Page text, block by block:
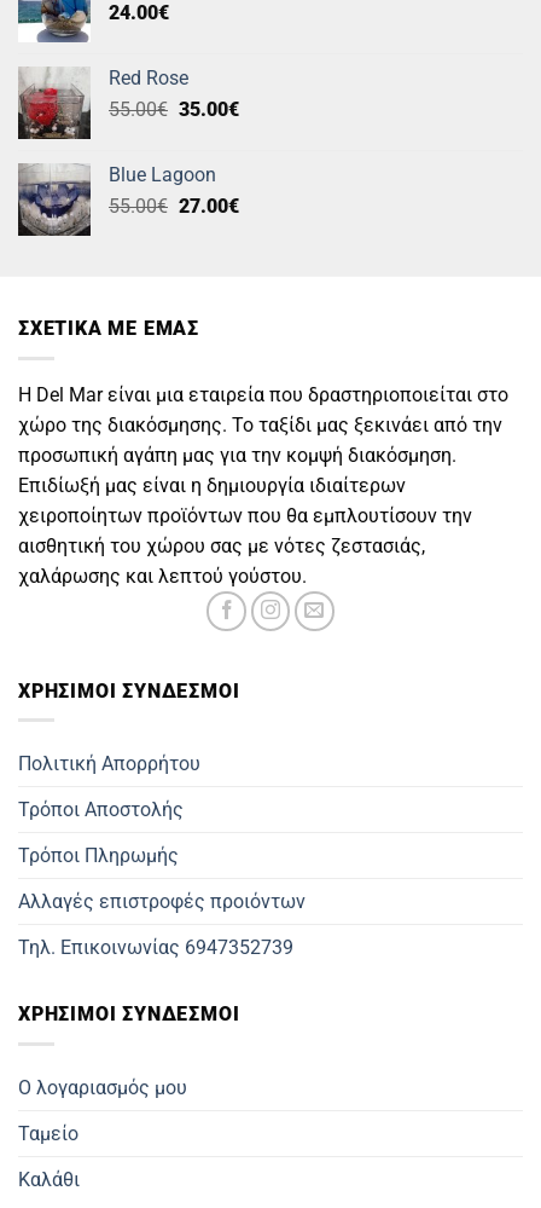
24.00€
Red Rose
55.00€ Original
55.00€.
35.00€Η
35.00€.
Blue Lagoon
55.00€ Original
27.00€Η
ΣΧΕΤΙΚΑ ΜΕ ΕΜΑΣ
Η Del Mar είναι μια εταιρεία που δραστηριοποιείται στο
χώρο της διακόσμησης. Το ταξίδι μας ξεκινάει από την
προσωπική αγάπη μας για την κομψή διακόσμηση.
Επιδίωξή μας είναι η δημιουργία ιδιαίτερων
χειροποίητων προϊόντων που θα εμπλουτίσουν την
αισθητική του χώρου σας με νότες ζεστασιάς,
χαλάρωσης και λεπτού γούστου.
ΧΡΗΣΙΜOΙ ΣΥΝΔΕΣΜΟΙ
Πολιτική Απορρήτου
Τρόποι Αποστολής
Τρόποι Πληρωμής
Αλλαγές επιστροφές προιόντων
Τηλ. Επικοινωνίας 6947352739
ΧΡΗΣΙΜΟΙ ΣΥΝΔΕΣΜΟΙ
Ο λογαριασμός μου
Ταμείο
Καλάθι